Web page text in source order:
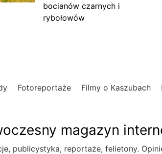
bocianów czarnych i
rybołowów
Fotoreportaże Filmy o Kaszubach
magazyn
publicystyka, reportaże, felietony.